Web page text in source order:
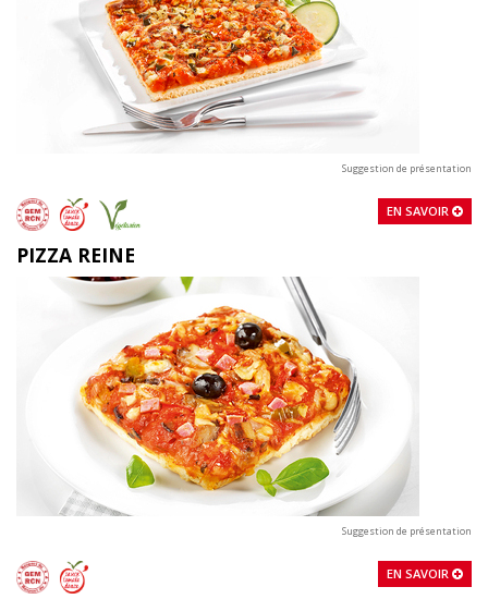
Suggestion de présentation
EN SAVOIR
PIZZA REINE
Suggestion de présentation
EN SAVOIR